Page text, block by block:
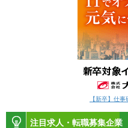
【新卒】仕
注目求人・転職募集企業